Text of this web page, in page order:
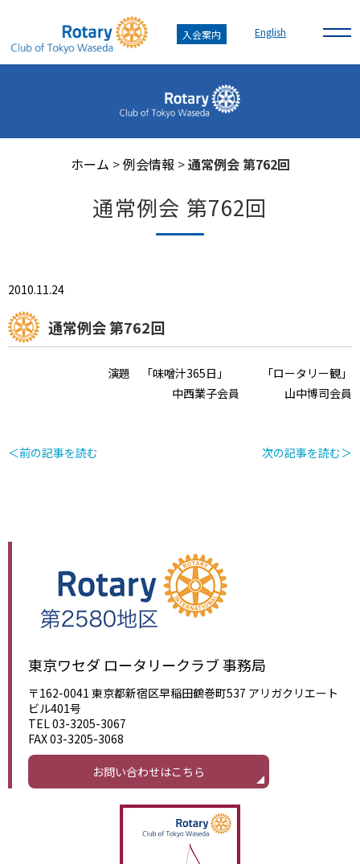
入会案内 English
ホーム >例会情報 >通常例会 第762回
通常例会 第762回
2010.11.24
通常例会 第762回
演題 「味噌汁365日」 「ロータリー観」
中西業子会員 山中博司会員
＜前の記事を読む 次の記事を読む＞
東京ワセダ ロータリークラブ 事務局
〒162-0041 東京都新宿区早稲田鶴巻町537 アリガクリエート
ビル401号
TEL 03-3205-3067
FAX 03-3205-3068
お問い合わせはこちら